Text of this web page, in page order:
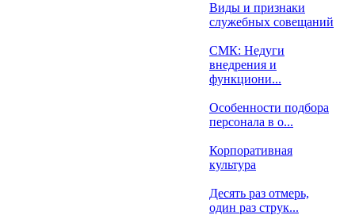
Виды и признаки
служебных совещаний
СМК: Недуги
внедрения и
функциони...
Особенности подбора
персонала в о...
Корпоративная
культура
Десять раз отмерь,
один раз струк...